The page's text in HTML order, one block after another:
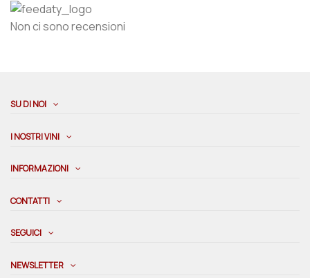
Non ci sono recensioni
SU DI NOI
I NOSTRI VINI
INFORMAZIONI
CONTATTI
SEGUICI
NEWSLETTER